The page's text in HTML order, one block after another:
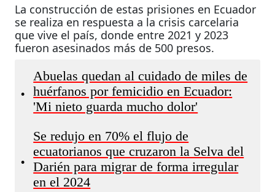
La construcción de estas prisiones en Ecuador
se realiza en respuesta a la crisis carcelaria
que vive el país, donde entre 2021 y 2023
fueron asesinados más de 500 presos.
•
Abuelas quedan al cuidado de miles de
huérfanos por femicidio en Ecuador:
'Mi nieto guarda mucho dolor'
•
Se redujo en 70% el flujo de
ecuatorianos que cruzaron la Selva del
Darién para migrar de forma irregular
en el 2024